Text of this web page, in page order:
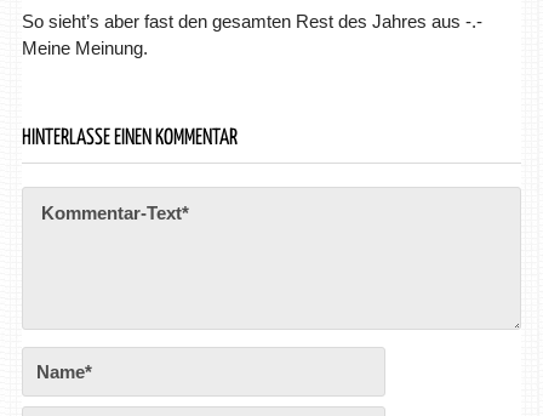
So sieht’s aber fast den gesamten Rest des Jahres aus -.-
Meine Meinung.
HINTERLASSE EINEN KOMMENTAR